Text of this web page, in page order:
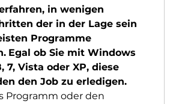
in wenigen
der in der Lage sein
Programme
Egal ob Sie mit Windows
7, Vista oder XP, diese
den Job zu erledigen.
Programm oder den